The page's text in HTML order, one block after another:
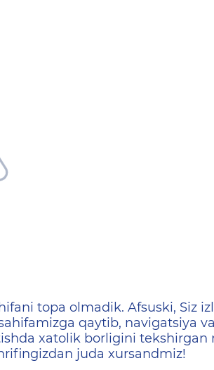
найдена
topa olmadik. Afsuski, Siz
qaytib, navigatsiya
xatolik borligini tekshirgan
juda xursandmiz!